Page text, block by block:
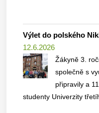
Výlet do polského
12.6.2026
Žákyně 3.
společně s
připravily a
studenty Univerzity